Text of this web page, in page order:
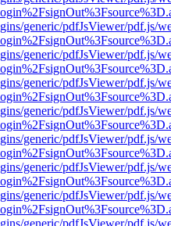
generic/pdfJsViewer/pdf.js/
generic/pdfJsViewer/pdf.js/
generic/pdfJsViewer/pdf.js/
generic/pdfJsViewer/pdf.js/
generic/pdfJsViewer/pdf.js/
generic/pdfJsViewer/pdf.js/
generic/pdfJsViewer/pdf.js/
generic/pdfJsViewer/pdf.js/